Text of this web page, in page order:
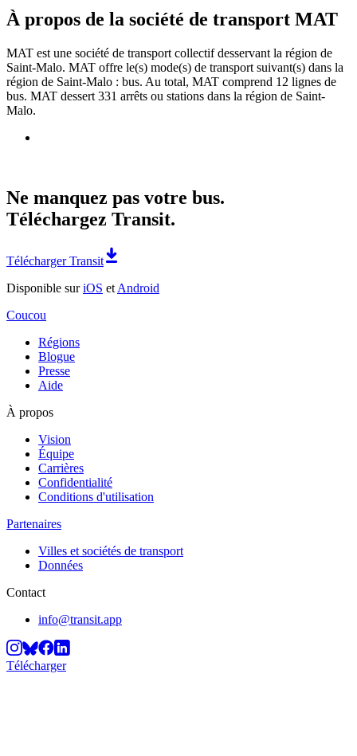
À propos de la société de transport MAT
MAT est une société de transport collectif desservant la région de
Saint-Malo. MAT offre le(s) mode(s) de transport suivant(s) dans la
région de Saint-Malo : bus. Au total, MAT comprend 12 lignes de
bus. MAT dessert 331 arrêts ou stations dans la région de Saint-
Malo.
Ne manquez pas votre bus.
Téléchargez Transit.
Télécharger Transit
Disponible suriOS et Android
Coucou
Régions
Blogue
Presse
Aide
À propos
Vision
Équipe
Carrières
Confidentialité
Conditions d'utilisation
Partenaires
Villes et sociétés de transport
Données
Contact
info@transit.app
Télécharger